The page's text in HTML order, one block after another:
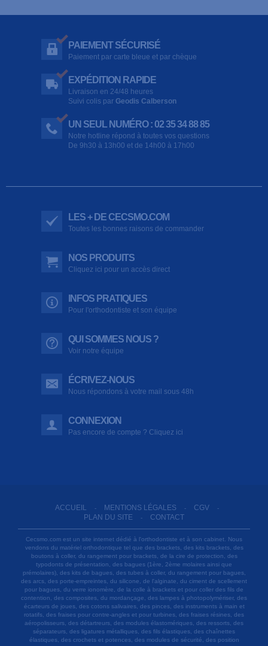
PAIEMENT SÉCURISÉ
Paiement par carte bleue et par chèque
EXPÉDITION RAPIDE
Livraison en 24/48 heures
Suivi colis par Geodis Calberson
UN SEUL NUMÉRO : 02 35 34 88 85
Notre hotline répond à toutes vos questions
De 9h30 à 13h00 et de 14h00 à 17h00
LES + DE CECSMO.COM
Toutes les bonnes raisons de commander
NOS PRODUITS
Cliquez ici pour un accès direct
INFOS PRATIQUES
Pour l'orthodontiste et son équipe
QUI SOMMES NOUS ?
Voir notre équipe
ÉCRIVEZ-NOUS
Nous répondons à votre mail sous 48h
CONNEXION
Pas encore de compte ? Cliquez ici
ACCUEIL - MENTIONS LÉGALES - CGV -
PLAN DU SITE - CONTACT
Cecsmo.com est un site internet dédié à l'orthodontiste et à son cabinet. Nous
vendons du matériel orthodontique tel que des brackets, des kits brackets, des
boutons à coller, du rangement pour brackets, de la cire de protection, des
typodonts de présentation, des bagues (1ère, 2ème molaires ainsi que
prémolaires), des kits de bagues, des tubes à coller, du rangement pour bagues,
des arcs, des porte-empreintes, du silicone, de l'alginate, du ciment de scellement
pour bagues, du verre ionomère, de la colle à brackets et pour coller des fils de
contention, des composites, du mordançage, des lampes à photopolymériser, des
écarteurs de joues, des cotons salivaires, des pinces, des instruments à main et
rotatifs, des fraises pour contre-angles et pour turbines, des fraises résines, des
aéropolisseurs, des détartreurs, des modules élastomériques, des ressorts, des
séparateurs, des ligatures métalliques, des fils élastiques, des chaînettes
élastiques, des crochets et potences, des modules de sécurité, des position